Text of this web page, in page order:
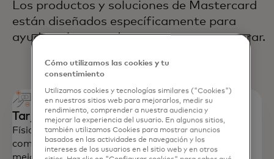
Los productos y soluciones de Mastercard
están diseñados específicamente para
ayudar a las grandes empresas a prosperar.
Tarjetas comerciales
Físicas, móviles o virtuales, nuestras soluciones
comerciales se utilizan para controlar los gastos y
Cómo utilizamos las cookies y tu
consentimiento
Utilizamos cookies y tecnologías similares ("Cookies")
en nuestros sitios web para mejorarlos, medir su
rendimiento, comprender a nuestra audiencia y
mejorar la experiencia del usuario. En algunos sitios,
también utilizamos Cookies para mostrar anuncios
basados en las actividades de navegación y los
intereses de los usuarios en el sitio web y en otros